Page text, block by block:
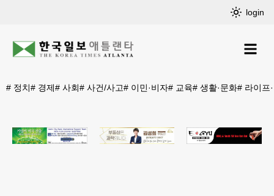
login
# 정치# 경제# 사회# 사건/사고# 이민·비자# 교육# 생활·문화# 라이프